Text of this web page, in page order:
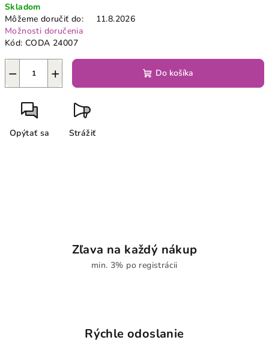
cena:
Skladom
Môžeme doručiť do:
11.8.2026
Možnosti doručenia
Kód: CODA 24007
+
− Do košíka
Opýtať sa Strážiť
Zľava na každý nákup
min. 3% po registrácii
Rýchle odoslanie